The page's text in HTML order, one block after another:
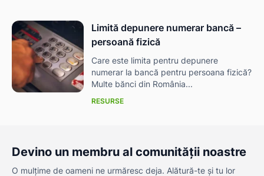
Limită depunere numerar bancă –
persoană fizică
Care este limita pentru depunere
numerar la bancă pentru persoana fizică?
Multe bănci din România...
RESURSE
Devino un membru al comunității noastre
O mulțime de oameni ne urmăresc deja. Alătură-te și tu lor